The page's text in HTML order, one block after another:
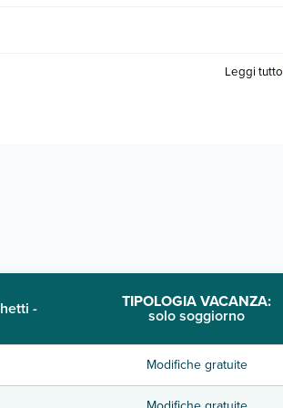
Leggi tutto
- TIPOLOGIA VACANZA:
solo soggiorno
Modifiche gratuite